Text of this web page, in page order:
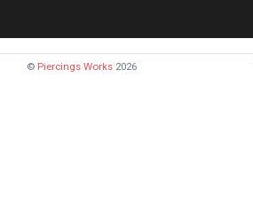
© Piercings Works 2026